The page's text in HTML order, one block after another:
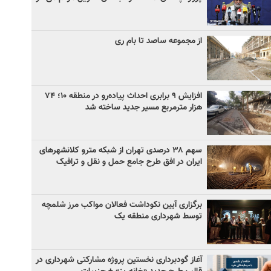
از مجموعه ساصد تا بام ری
افزایش ۹ برابری احداث پیاده‌رو در منطقه ۱۰؛ ۷۴
هزار مترمربع مسیر جدید ساخته شد
سهم ۳۸ درصدی تهران از شبکه مترو کلانشهرهای
ایران در افق طرح جامع حمل و نقل و ترافیک
برگزاری آیین نکوداشت فعالان مواکب مرز شلمچه
توسط شهرداری منطقه یک
آغاز گودبرداری نخستین پروژه مشارکتی شهرداری در